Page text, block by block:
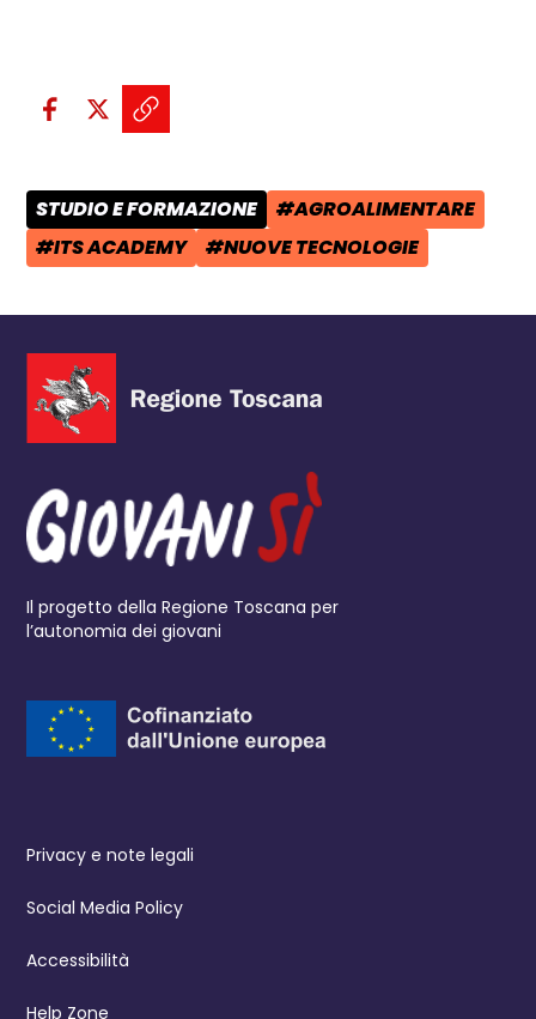
Condividi sui social:
Condividi su Facebook - apre
Condividi su X - apre una
Copia il link e condividi -
CATEGORIA POST:
STUDIO E FORMAZIONE TAG:
#AGROALIMENTARE
TAG:
#ITS ACADEMY TAG:
#NUOVE TECNOLOGIE
Il progetto della Regione Toscana per
l’autonomia dei giovani
Privacy e note legali
Social Media Policy
Accessibilità
Help Zone